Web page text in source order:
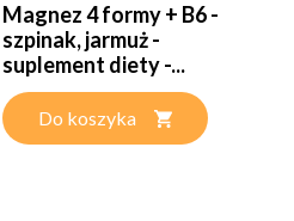
Magnez 4 formy + B6 -
szpinak, jarmuż -
suplement diety -...
Do koszyka